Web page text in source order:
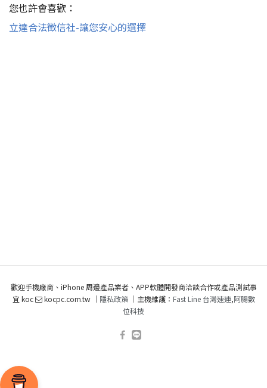
您也許會喜歡：
立達合法徵信社-讓您安心的選擇
歡迎手機廠商、iPhone 周邊產品業者、APP軟體開發商洽談合作或產品測試事
宜 koc
kocpc.com.tw ｜ 隱私政策｜主機維護： Fast Line 台灣速連,阿腸數
位科技